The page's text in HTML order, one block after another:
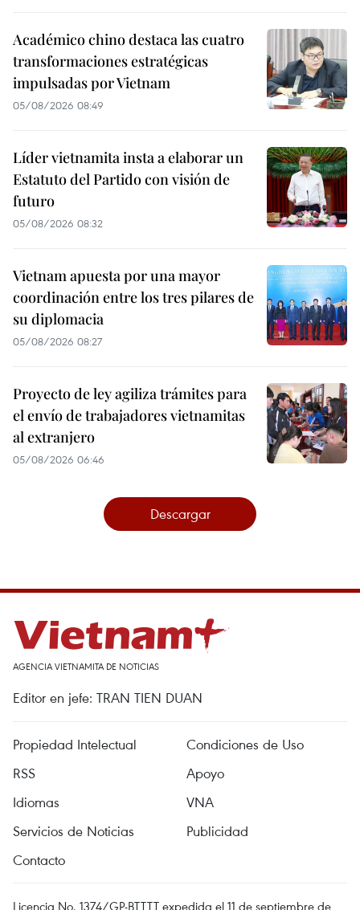
Académico chino destaca las cuatro
transformaciones estratégicas
impulsadas por Vietnam
05/08/2026 08:49
Líder vietnamita insta a elaborar un
Estatuto del Partido con visión de
futuro
05/08/2026 08:32
Vietnam apuesta por una mayor
coordinación entre los tres pilares de
su diplomacia
05/08/2026 08:27
Proyecto de ley agiliza trámites para
el envío de trabajadores vietnamitas
al extranjero
05/08/2026 06:46
Descargar
AGENCIA VIETNAMITA DE NOTICIAS
Editor en jefe: TRAN TIEN DUAN
Propiedad Intelectual
Condiciones de Uso
RSS
Apoyo
Idiomas
VNA
Servicios de Noticias
Publicidad
Contacto
Licencia No. 1374/GP-BTTTT expedida el 11 de septiembre de